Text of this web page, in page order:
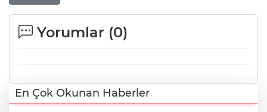
Yorumlar (0)
En Çok Okunan Haberler